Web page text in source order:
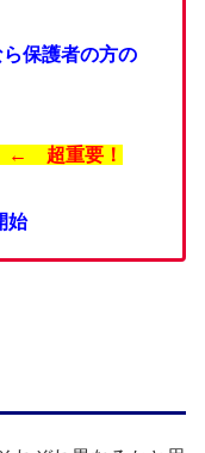
保護者の方の
← 超重要！
始